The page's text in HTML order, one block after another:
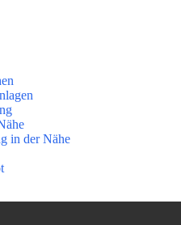
in der Nähe